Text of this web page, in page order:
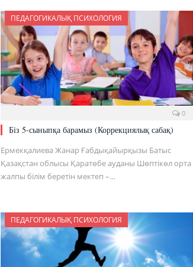
ПЕДАГОГИКАЛЫҚ ПСИХОЛОГИЯ
0
Біз 5-сыныпқа барамыз (Коррекциялық сабақ)
Ермекқалиева Жанар Ғабдықайырқызы Батыс
Қазақстан облысы Қаратөбе ауданы Шөптікөл орта
жалпы білім беретін мектеп –…
ПЕДАГОГИКАЛЫҚ ПСИХОЛОГИЯ